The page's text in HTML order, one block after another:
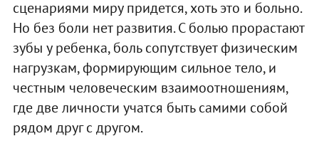
сценариями миру придется, хоть это и больно.
Но без боли нет развития. С болью прорастают
зубы у ребенка, боль сопутствует физическим
нагрузкам, формирующим сильное тело, и
честным человеческим взаимоотношениям,
где две личности учатся быть самими собой
рядом друг с другом.